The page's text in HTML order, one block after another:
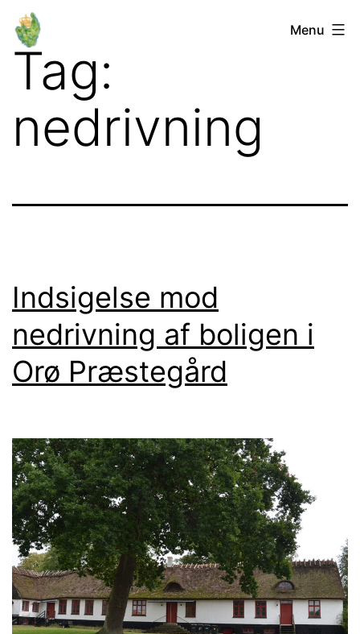
Fortsæt
indhold
Orø
Lokalforum
Menu
Tag:
nedrivning
Indsigelse mod
nedrivning af boligen i
Orø Præstegård